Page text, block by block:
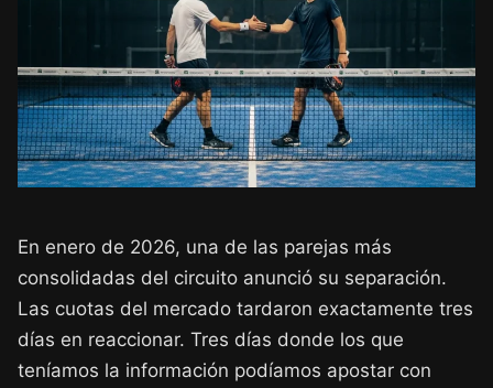
En enero de 2026, una de las parejas más
consolidadas del circuito anunció su separación.
Las cuotas del mercado tardaron exactamente tres
días en reaccionar. Tres días donde los que
teníamos la información podíamos apostar con